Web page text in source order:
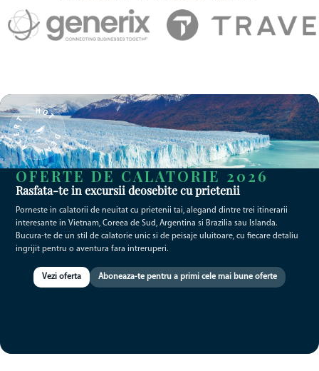
OFERTE DE CALATORIE 2026
Rasfata-te in excursii deosebite cu prietenii
Porneste in calatorii de neuitat cu prietenii tai, alegand dintre trei itinerarii
interesante in Vietnam, Coreea de Sud, Argentina si Brazilia sau Islanda.
Bucura-te de un stil de calatorie unic si de peisaje uluitoare, cu fiecare detaliu
ingrijit pentru o aventura fara intreruperi.
Vezi oferta Aboneaza-te pentru a primi cele mai bune oferte